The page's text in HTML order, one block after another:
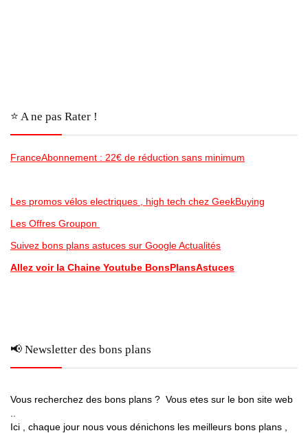
⭐️ A ne pas Rater !
FranceAbonnement : 22€ de réduction sans minimum
Les promos vélos electriques , high tech chez GeekBuying
Les Offres Groupon
Suivez bons plans astuces sur Google Actualités
Allez voir la Chaine Youtube BonsPlansAstuces
📢 Newsletter des bons plans
Vous recherchez des bons plans ? Vous etes sur le bon site web
Ici , chaque jour nous vous dénichons les meilleurs bons plans ,